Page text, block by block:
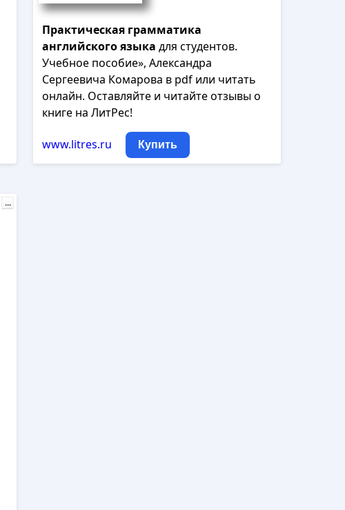
Практическая грамматика
английскогоязыка для студентов.
Учебное пособие», Александра
Сергеевича Комарова в pdf или читать
онлайн. Оставляйте и читайте отзывы о
книге на ЛитРес!
www.litres.ru Купить
...